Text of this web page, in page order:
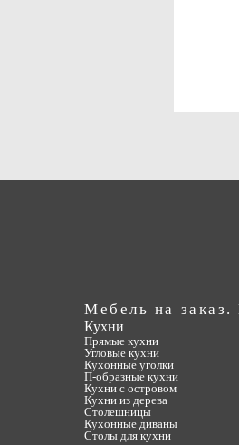
Мебель на заказ.
Кухни
Прямые кухни
Угловые кухни
Кухонные уголки
П-образные кухни
Кухни с островом
Кухни из дерева
Столешницы
Кухонные диваны
Столы для кухни